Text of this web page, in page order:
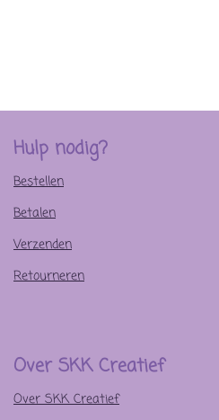
Hulp nodig?
Bestellen
Betalen
Verzenden
Retourneren
Over SKK Creatief
Over SKK Creatief